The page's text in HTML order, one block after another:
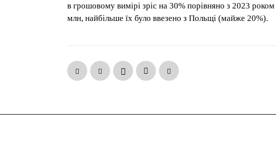
в грошовому вимірі зріс на 30% порівняно з 2023
млн, найбільше їх було ввезено з Польщі (майже 20%).